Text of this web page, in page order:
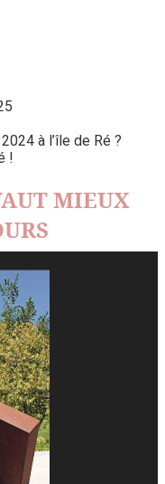
à l’île de Ré ?
!
MIEUX